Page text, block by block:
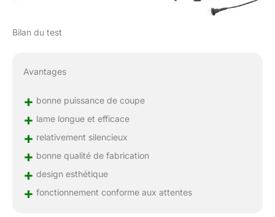
Bilan du test
Avantages
+ bonne puissance de coupe
+ lame longue et efficace
+ relativement silencieux
+ bonne qualité de fabrication
+ design esthétique
+ fonctionnement conforme aux attentes